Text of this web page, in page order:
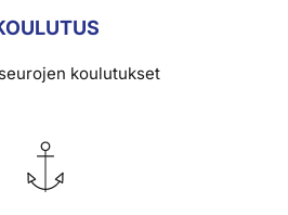
koulutukset